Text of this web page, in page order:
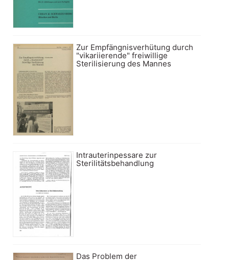
Zur Empfängnisverhütung durch
"vikariierende" freiwillige
Sterilisierung des Mannes
Intrauterinpessare zur
Sterilitätsbehandlung
Das Problem der